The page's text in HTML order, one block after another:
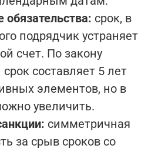
обязательства: срок, в
подрядчик устраняет
счет. По закону
составляет 5 лет
элементов, но в
увеличить.
симметричная
за срыв сроков со